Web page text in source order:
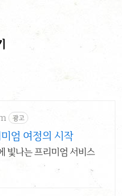
광고
엄 여정의 시작
빛나는 프리미엄 서비스